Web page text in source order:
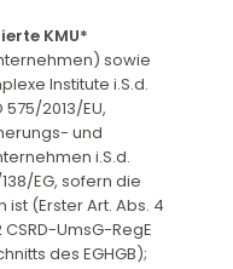
KMU*
sowie
Institute i.S.d.
2013/EU,
und
i.S.d.
EG, sofern die
ist (Erster Art. Abs. 4
UmsG-RegE
des EGHGB);